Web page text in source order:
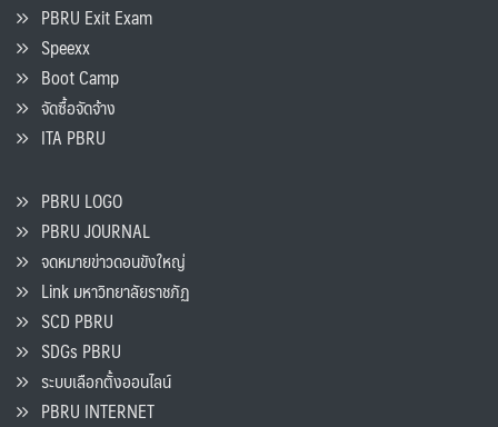
PBRU Exit Exam
Speexx
Boot Camp
จัดซื้อจัดจ้าง
ITA PBRU
PBRU LOGO
PBRU JOURNAL
จดหมายข่าวดอนขังใหญ่
Link มหาวิทยาลัยราชภัฏ
SCD PBRU
SDGs PBRU
ระบบเลือกตั้งออนไลน์
PBRU INTERNET